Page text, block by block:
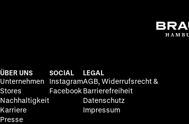
ÜBER UNS
Unternehmen
Stores
Nachhaltigkeit
Karriere
Presse
SOCIAL
Instagram
Facebook
LEGAL
AGB, Widerrufsrecht &
Barrierefreiheit
Datenschutz
Impressum